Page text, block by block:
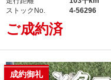
ストックNo.
4-56296
ご成約済
成約御礼